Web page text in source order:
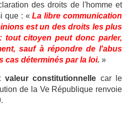
des droits de l'homme et
que : «La libre communication
est un des droits les plus
tout citoyen peut donc parler,
sauf à répondre de l'abus
cas déterminés par la loi. »
constitutionnelle car le
de la Ve République renvoie